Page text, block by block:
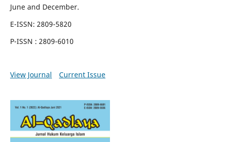
June and December.
E-ISSN: 2809-5820
P-ISSN : 2809-6010
View Journal Current Issue